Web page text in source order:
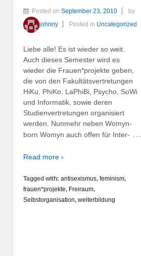
Posted on September 23, 2010
by
johnny
Posted in Uncategorized
Liebe alle! Es ist wieder so weit.
Auch dieses Semester wird es
wieder die Frauen*projekte geben,
die von den Fakultätsvertretungen
HiKu, PhiKo, LaPhiBi, Psycho, SoWi
und Informatik, sowie deren
Studienvertretungen organisiert
werden. Nunmehr neben Womyn-
born Womyn auch offen für Inter- …
Read more ›
Tagged with: antisexismus, feminism,
frauen*projekte, Freiraum,
Selbstorganisation, weiterbildung